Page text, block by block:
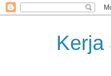
Kerja